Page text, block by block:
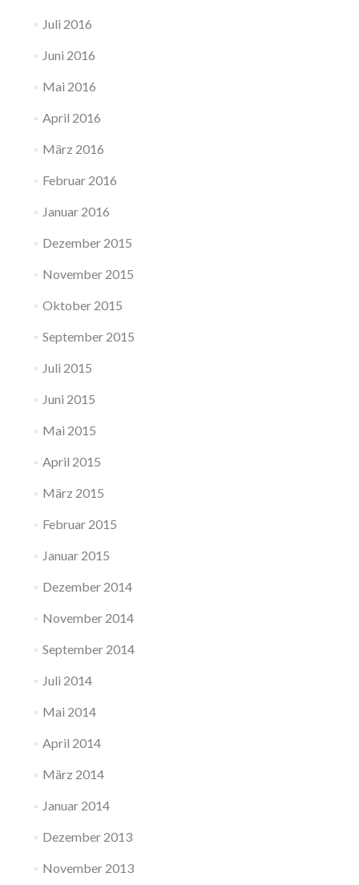
Juli 2016
Juni 2016
Mai 2016
April 2016
März 2016
Februar 2016
Januar 2016
Dezember 2015
November 2015
Oktober 2015
September 2015
Juli 2015
Juni 2015
Mai 2015
April 2015
März 2015
Februar 2015
Januar 2015
Dezember 2014
November 2014
September 2014
Juli 2014
Mai 2014
April 2014
März 2014
Januar 2014
Dezember 2013
November 2013